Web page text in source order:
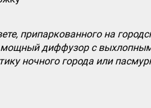
припаркованного на
мощный диффузор с
ночного города или